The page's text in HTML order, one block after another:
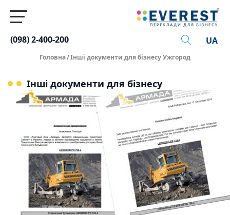
(098) 2-400-200 UA
Головна/Інші документи для бізнесу Ужгород
Інші документи для бізнесу